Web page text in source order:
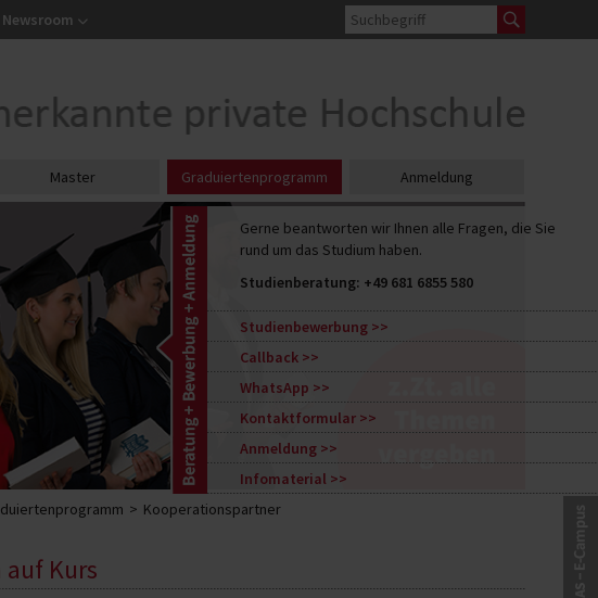
Gerne beantworten wir Ihnen alle Fragen, die Sie
rund um das Studium haben.
Studienberatung: +49 681 6855 580
Studienbewerbung
Callback
WhatsApp
Kontaktformular
Anmeldung
Infomaterial
Newsroom
Master Graduiertenprogramm Anmeldung
Kooperationspartner
Kurs